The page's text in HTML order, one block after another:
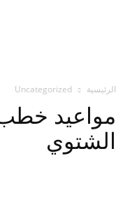
الرئيسية Uncategorized
مواعيد
الشتوي